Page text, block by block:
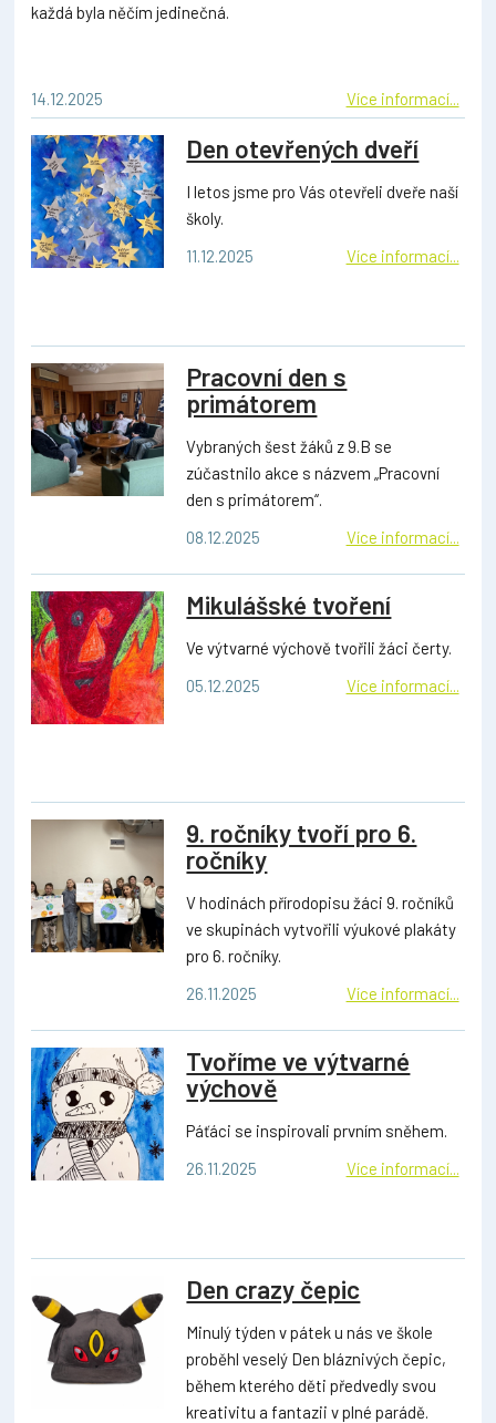
každá byla něčím jedinečná.
14.12.2025 Více informací...
Den otevřených dveří
I letos jsme pro Vás otevřeli dveře naší
školy.
11.12.2025
Více informací...
Pracovní den s
primátorem
Vybraných šest žáků z 9.B se
zúčastnilo akce s názvem „Pracovní
den s primátorem“.
08.12.2025
Více informací...
Mikulášské tvoření
Ve výtvarné výchově tvořili žáci čerty.
05.12.2025
Více informací...
9. ročníky tvoří pro 6.
ročníky
V hodinách přírodopisu žáci 9. ročníků
ve skupinách vytvořili výukové plakáty
pro 6. ročníky.
26.11.2025
Více informací...
Tvoříme ve výtvarné
výchově
Páťáci se inspirovali prvním sněhem.
26.11.2025
Více informací...
Den crazy čepic
Minulý týden v pátek u nás ve škole
proběhl veselý Den bláznivých čepic,
během kterého děti předvedly svou
kreativitu a fantazii v plné parádě.